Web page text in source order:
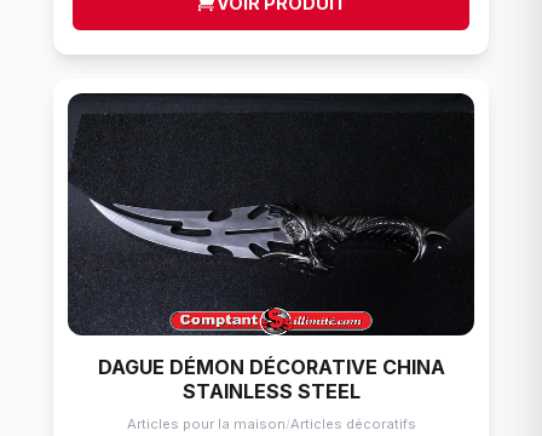
DAGUE DÉMON DÉCORATIVE CHINA
STAINLESS STEEL
Articles pour la maison/Articles décoratifs